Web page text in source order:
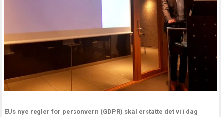
EUs nye regler for personvern (GDPR) skal erstatte det vi i dag